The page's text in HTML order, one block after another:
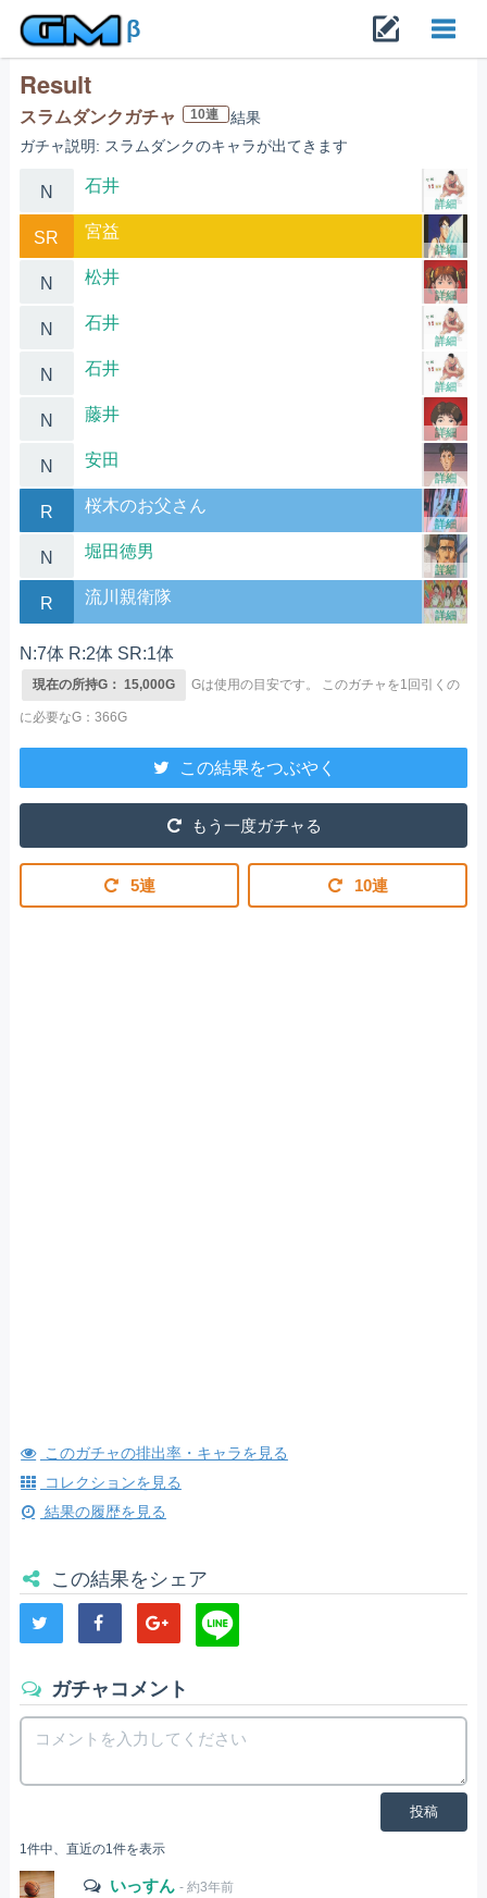
β
Result
スラムダンクガチャ 10連
結果
ガチャ説明: スラムダンクのキャラが出てきます
N 石井
詳細
SR 宮益
詳細
N 松井
詳細
N 石井
詳細
N 石井
詳細
N 藤井
詳細
N 安田
詳細
R 桜木のお父さん
詳細
N 堀田徳男
詳細
R 流川親衛隊
詳細
N:7体 R:2体 SR:1体
現在の所持G： 15,000G Gは使用の目安です。 このガチャを1回引くの
に必要なG：366G
この結果をつぶやく
もう一度ガチャる
5連 10連
このガチャの排出率・キャラを見る
コレクションを見る
結果の履歴を見る
この結果をシェア
ガチャコメント
投稿
1件中、直近の1件を表示
いっすん - 約3年前